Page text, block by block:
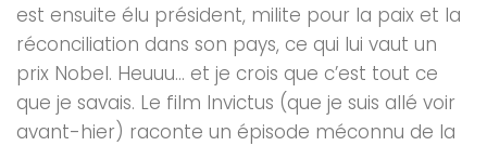
est ensuite élu président, milite pour la paix et la
réconciliation dans son pays, ce qui lui vaut un
prix Nobel. Heuuu… et je crois que c’est tout ce
que je savais. Le film Invictus (que je suis allé voir
avant-hier) raconte un épisode méconnu de la